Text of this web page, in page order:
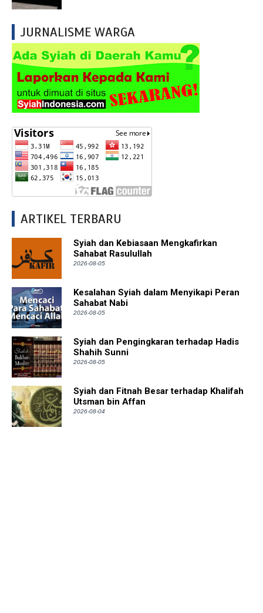
JURNALISME WARGA
ARTIKEL TERBARU
Syiah dan Kebiasaan Mengkafirkan
Sahabat Rasulullah
2026-08-05
Kesalahan Syiah dalam Menyikapi Peran
Sahabat Nabi
2026-08-05
Syiah dan Pengingkaran terhadap Hadis
Shahih Sunni
2026-08-05
Syiah dan Fitnah Besar terhadap Khalifah
Utsman bin Affan
2026-08-04